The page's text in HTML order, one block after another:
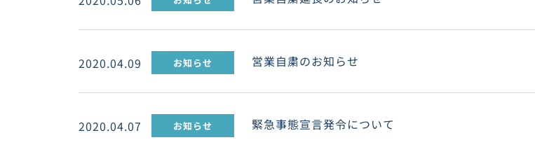
2020.04.09 お知らせ 営業自粛のお知らせ
2020.04.07 お知らせ 緊急事態宣言発令について